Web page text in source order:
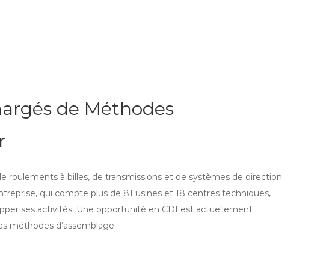
de Méthodes
roulements à billes, de transmissions et de systèmes de direction
qui compte plus de 81 usines et 18 centres techniques,
ses activités. Une opportunité en CDI est actuellement
méthodes d’assemblage.